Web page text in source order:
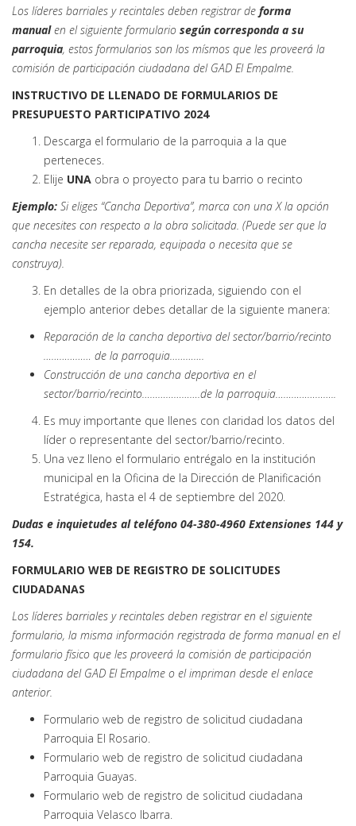
Los líderes barriales y recintales deben registrar de forma
manualen el siguiente formulario según corresponda a su
parroquia, estos formularios son los mísmos que les proveerá la
comisión de participación ciudadana del GAD El Empalme.
INSTRUCTIVO DE LLENADO DE FORMULARIOS DE
PRESUPUESTO PARTICIPATIVO 2024
Descarga el formulario de la parroquia a la que
perteneces.
Elije UNA obra o proyecto para tu barrio o recinto
Ejemplo: Si eliges “Cancha Deportiva”, marca con una X la opción
que necesites con respecto a la obra solicitada. (Puede ser que la
cancha necesite ser reparada, equipada o necesita que se
construya).
En detalles de la obra priorizada, siguiendo con el
ejemplo anterior debes detallar de la siguiente manera:
Reparación de la cancha deportiva del sector/barrio/recinto
……………… de la parroquia………….
Construcción de una cancha deportiva en el
sector/barrio/recinto………………….de la parroquia…………………..
Es muy importante que llenes con claridad los datos del
líder o representante del sector/barrio/recinto.
Una vez lleno el formulario entrégalo en la institución
municipal en la Oficina de la Dirección de Planificación
Estratégica, hasta el 4 de septiembre del 2020.
Dudas e inquietudes al teléfono 04-380-4960 Extensiones 144 y
154.
FORMULARIO WEB DE REGISTRO DE SOLICITUDES
CIUDADANAS
Los líderes barriales y recintales deben registrar en el siguiente
formulario, la misma información registrada de forma manual en el
formulario físico que les proveerá la comisión de participación
ciudadana del GAD El Empalme o el impriman desde el enlace
anterior.
Formulario web de registro de solicitud ciudadana
Parroquia El Rosario.
Formulario web de registro de solicitud ciudadana
Parroquia Guayas.
Formulario web de registro de solicitud ciudadana
Parroquia Velasco Ibarra.